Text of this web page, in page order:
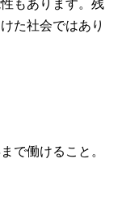
もあります。残
た社会ではあり
で働けること。